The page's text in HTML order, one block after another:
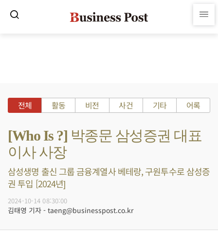
전체 활동 비전 사건 기타 어록
[Who Is ?] 박종문 삼성증권 대표
이사 사장
삼성생명 출신 그룹 금융계열사 베테랑, 구원투수로 삼성증
권 투입 [2024년]
2024-10-14 08:30:00
김태영 기자 - taeng@businesspost.co.kr